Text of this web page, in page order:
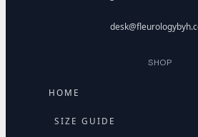
SHOP
HOME
SIZE GUIDE